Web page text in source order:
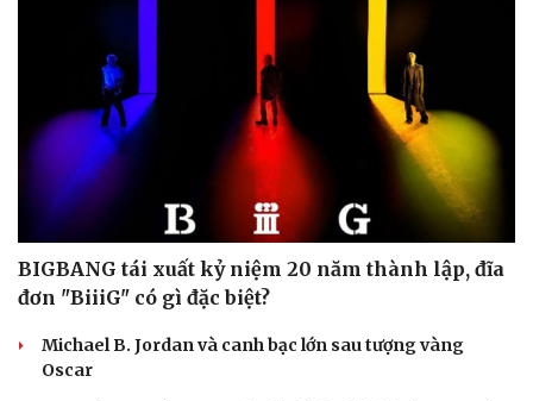
BIGBANG tái xuất kỷ niệm 20 năm thành lập, đĩa
đơn "BiiiG" có gì đặc biệt?
Michael B. Jordan và canh bạc lớn sau tượng vàng
Oscar